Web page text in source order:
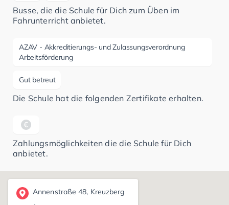
Busse, die die Schule für Dich zum Üben im
Fahrunterricht anbietet.
AZAV - Akkreditierungs- und Zulassungsverordnung
Arbeitsförderung
Gut betreut
Die Schule hat die folgenden Zertifikate erhalten.
Zahlungsmöglichkeiten die die Schule für Dich
anbietet.
Annenstraße 48, Kreuzberg